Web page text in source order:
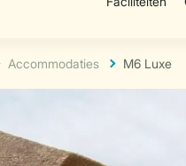
Accommodaties M6 Luxe